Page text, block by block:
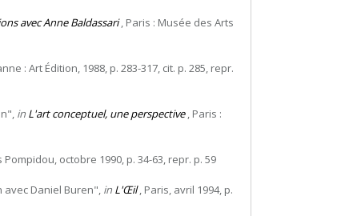
avec Anne Baldassari, Paris : Musée des Arts
: Art Édition, 1988, p. 283-317, cit. p. 285, repr.
in L'art conceptuel, une perspective, Paris :
octobre 1990, p. 34-63, repr. p. 59
avec Daniel Buren", in L'Œil, Paris, avril 1994, p.